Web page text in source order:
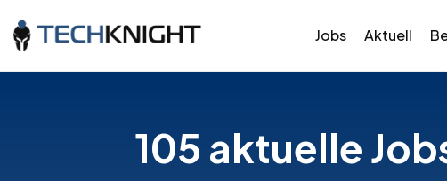
Jobs Aktuell
105 aktuelle